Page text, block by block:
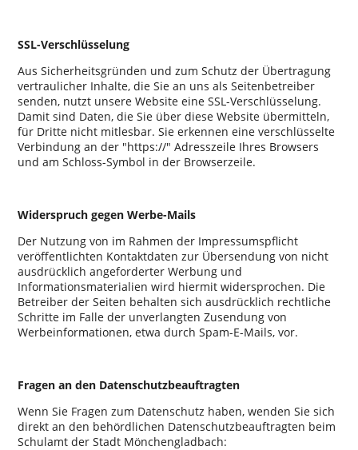
SSL-Verschlüsselung
Aus Sicherheitsgründen und zum Schutz der Übertragung
vertraulicher Inhalte, die Sie an uns als Seitenbetreiber
senden, nutzt unsere Website eine SSL-Verschlüsselung.
Damit sind Daten, die Sie über diese Website übermitteln,
für Dritte nicht mitlesbar. Sie erkennen eine verschlüsselte
Verbindung an der https:// Adresszeile Ihres Browsers
und am Schloss-Symbol in der Browserzeile.
Widerspruch gegen Werbe-Mails
Der Nutzung von im Rahmen der Impressumspflicht
veröffentlichten Kontaktdaten zur Übersendung von nicht
ausdrücklich angeforderter Werbung und
Informationsmaterialien wird hiermit widersprochen. Die
Betreiber der Seiten behalten sich ausdrücklich rechtliche
Schritte im Falle der unverlangten Zusendung von
Werbeinformationen, etwa durch Spam-E-Mails, vor.
Fragen an den Datenschutzbeauftragten
Wenn Sie Fragen zum Datenschutz haben, wenden Sie sich
direkt an den behördlichen Datenschutzbeauftragten beim
Schulamt der Stadt Mönchengladbach: